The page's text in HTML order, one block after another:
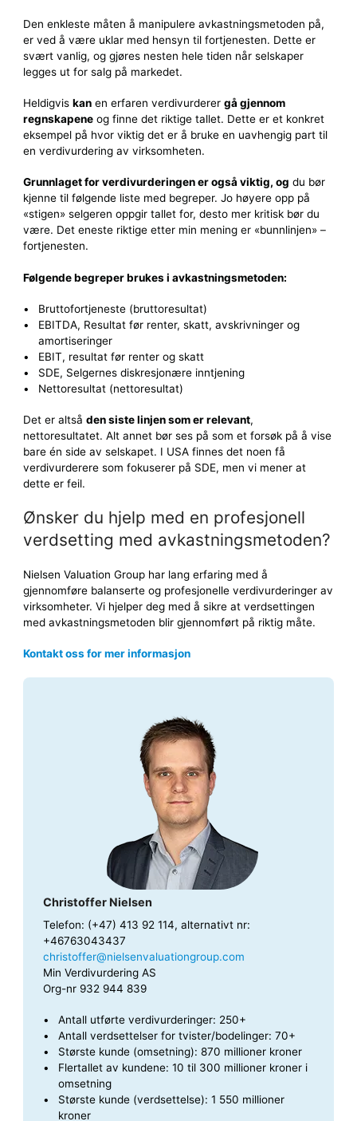
Den enkleste måten å manipulere avkastningsmetoden på,
er ved å være uklar med hensyn til fortjenesten. Dette er
svært vanlig, og gjøres nesten hele tiden når selskaper
legges ut for salg på markedet.
Heldigvis kanen erfaren verdivurderer gå gjennom
regnskapeneog finne det riktige tallet. Dette er et konkret
eksempel på hvor viktig det er å bruke en uavhengig part til
en verdivurdering av virksomheten.
Grunnlaget for verdivurderingen er også viktig, og du bør
kjenne til følgende liste med begreper. Jo høyere opp på
«stigen» selgeren oppgir tallet for, desto mer kritisk bør du
være. Det eneste riktige etter min mening er «bunnlinjen» –
fortjenesten.
Følgende begreper brukes i avkastningsmetoden:
Bruttofortjeneste (bruttoresultat)
EBITDA, Resultat før renter, skatt, avskrivninger og
amortiseringer
EBIT, resultat før renter og skatt
SDE, Selgernes diskresjonære inntjening
Nettoresultat (nettoresultat)
Det er altså den siste linjen som er relevant,
nettoresultatet. Alt annet bør ses på som et forsøk på å vise
bare én side av selskapet. I USA finnes det noen få
verdivurderere som fokuserer på SDE, men vi mener at
dette er feil.
Ønsker du hjelp med en profesjonell
verdsetting med avkastningsmetoden?
Nielsen Valuation Group har lang erfaring med å
gjennomføre balanserte og profesjonelle verdivurderinger av
virksomheter. Vi hjelper deg med å sikre at verdsettingen
med avkastningsmetoden blir gjennomført på riktig måte.
Kontakt oss for mer informasjon
Christoffer Nielsen
Telefon: (+47) 413 92 114, alternativt nr:
+46763043437
christoffer@nielsenvaluationgroup.com
Min Verdivurdering AS
Org-nr 932 944 839
Antall utførte verdivurderinger: 250+
Antall verdsettelser for tvister/bodelinger: 70+
Største kunde (omsetning): 870 millioner kroner
Flertallet av kundene: 10 til 300 millioner kroner i
omsetning
Største kunde (verdsettelse): 1 550 millioner
kroner